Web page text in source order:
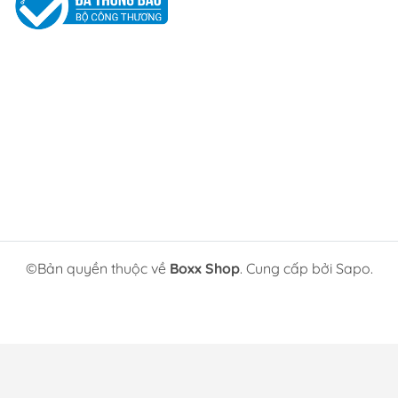
chuyên dụng.
Nhanh chóng ghép nối, chơi trên và chuyển đổi
©Bản quyền thuộc về Boxx Shop. Cung cấp bởi Sapo.